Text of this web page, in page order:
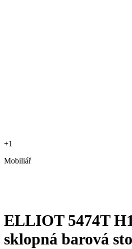
+1
Mobiliář
ELLIOT 5474T
sklopná barová